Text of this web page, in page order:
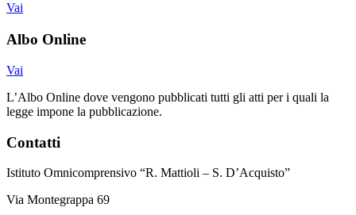
Vai
Albo Online
Vai
L’Albo Online dove vengono pubblicati tutti gli atti per i quali la
legge impone la pubblicazione.
Contatti
Istituto Omnicomprensivo “R. Mattioli – S. D’Acquisto”
Via Montegrappa 69